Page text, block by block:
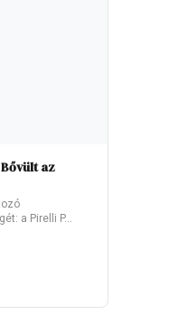
az
a Pirelli P…